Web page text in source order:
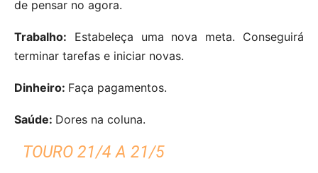
de pensar no agora.
Trabalho: Estabeleça uma nova meta. Conseguirá
terminar tarefas e iniciar novas.
Dinheiro: Faça pagamentos.
Saúde: Dores na coluna.
TOURO 21/4 A 21/5